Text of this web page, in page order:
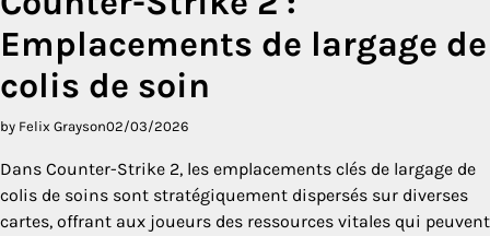
Emplacements de largage de
colis de soin
by Felix Grayson02/03/2026
Dans Counter-Strike 2, les emplacements clés de largage de
colis de soins sont stratégiquement dispersés sur diverses
cartes, offrant aux joueurs des ressources vitales qui peuvent